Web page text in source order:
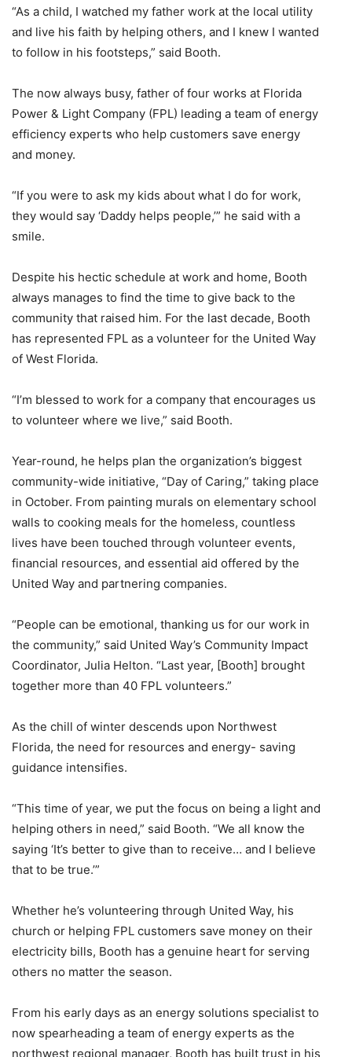
“As a child, I watched my father work at the local utility
and live his faith by helping others, and I knew I wanted
to follow in his footsteps,” said Booth.
The now always busy, father of four works at Florida
Power & Light Company (FPL) leading a team of energy
efficiency experts who help customers save energy
and money.
“If you were to ask my kids about what I do for work,
they would say ‘Daddy helps people,’” he said with a
smile.
Despite his hectic schedule at work and home, Booth
always manages to find the time to give back to the
community that raised him. For the last decade, Booth
has represented FPL as a volunteer for the United Way
of West Florida.
“I’m blessed to work for a company that encourages us
to volunteer where we live,” said Booth.
Year-round, he helps plan the organization’s biggest
community-wide initiative, “Day of Caring,” taking place
in October. From painting murals on elementary school
walls to cooking meals for the homeless, countless
lives have been touched through volunteer events,
financial resources, and essential aid offered by the
United Way and partnering companies.
“People can be emotional, thanking us for our work in
the community,” said United Way’s Community Impact
Coordinator, Julia Helton. “Last year, [Booth] brought
together more than 40 FPL volunteers.”
As the chill of winter descends upon Northwest
Florida, the need for resources and energy- saving
guidance intensifies.
“This time of year, we put the focus on being a light and
helping others in need,” said Booth. “We all know the
saying ‘It’s better to give than to receive… and I believe
that to be true.’”
Whether he’s volunteering through United Way, his
church or helping FPL customers save money on their
electricity bills, Booth has a genuine heart for serving
others no matter the season.
From his early days as an energy solutions specialist to
now spearheading a team of energy experts as the
northwest regional manager, Booth has built trust in his